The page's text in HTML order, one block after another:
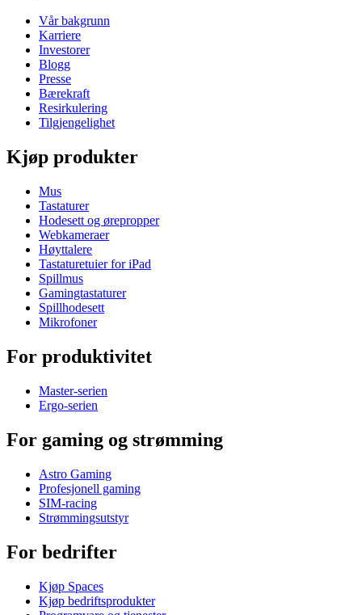
Vår bakgrunn
Karriere
Investorer
Blogg
Presse
Bærekraft
Resirkulering
Tilgjengelighet
Kjøp produkter
Mus
Tastaturer
Hodesett og ørepropper
Webkameraer
Høyttalere
Tastaturetuier for iPad
Spillmus
Gamingtastaturer
Spillhodesett
Mikrofoner
For produktivitet
Master-serien
Ergo-serien
For gaming og strømming
Astro Gaming
Profesjonell gaming
SIM-racing
Strømmingsutstyr
For bedrifter
Kjøp Spaces
Kjøp bedriftsprodukter